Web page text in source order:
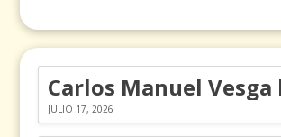
JULIO 17, 2026